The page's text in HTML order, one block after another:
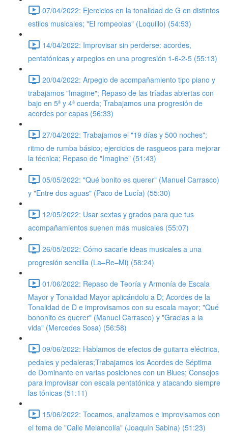
07/04/2022: Ejercicios en la tonalidad de G en distintos
estilos musicales; "El rompeolas" (Loquillo) (54:53)
14/04/2022: Improvisar sin perderse: acordes,
pentatónicas y arpegios en una progresión 1-6-2-5 (55:13)
20/04/2022: Arpegio de acompañamiento tipo piano y
trabajamos "Imagine"; Repaso de las tríadas abiertas con
bajo en 5ª y 4ª cuerda; Trabajamos una progresión de
acordes por capas (56:33)
27/04/2022: Trabajamos el "19 días y 500 noches";
ritmo de rumba básico; ejercicios de rasgueos para mejorar
la técnica; Repaso de "Imagine" (51:43)
05/05/2022: "Qué bonito es querer" (Manuel Carrasco)
y "Entre dos aguas" (Paco de Lucía) (55:30)
12/05/2022: Usar sextas y grados para que tus
acompañamientos suenen más musicales (55:07)
26/05/2022: Cómo sacarle ideas musicales a una
progresión sencilla (La–Re–Mi) (58:24)
01/06/2022: Repaso de Teoría y Armonía de Escala
Mayor y Tonalidad Mayor aplicándolo a D; Acordes de la
Tonalidad de D e improvisamos con su escala mayor; "Qué
bononito es querer" (Manuel Carrasco) y "Gracias a la
vida" (Mercedes Sosa) (56:58)
09/06/2022: Hablamos de efectos de guitarra eléctrica,
pedales y pedaleras;Trabajamos los Acordes de Séptima
de Dominante en varias posiciones con un Blues; Consejos
para improvisar con escala pentatónica y atacando siempre
las tónicas (51:11)
15/06/2022: Tocamos, analizamos e improvisamos con
el tema de "Calle Melancolía" (Joaquín Sabina) (51:23)